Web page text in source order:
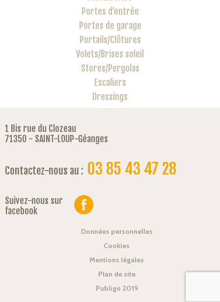
Portes d’entrée
Portes de garage
Portails/Clôtures
Volets/Brises soleil
Stores/Pergolas
Escaliers
Dressings
1 Bis rue du Clozeau
71350 - SAINT-LOUP-Géanges
Contactez-nous au : 03 85 43 47 28
Suivez-nous sur
facebook
Données personnelles
Cookies
Mentions légales
Plan de site
Publigo 2019